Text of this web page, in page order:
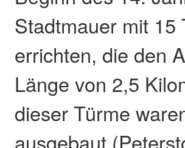
Stadtmauer mit
errichten, die den
Länge von 2,5
dieser Türme
ausgebaut